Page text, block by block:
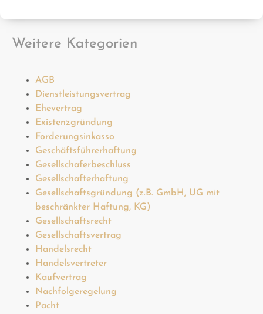
Weitere Kategorien
AGB
Dienstleistungsvertrag
Ehevertrag
Existenzgründung
Forderungsinkasso
Geschäftsführerhaftung
Gesellschaferbeschluss
Gesellschafterhaftung
Gesellschaftsgründung (z.B. GmbH, UG mit
beschränkter Haftung, KG)
Gesellschaftsrecht
Gesellschaftsvertrag
Handelsrecht
Handelsvertreter
Kaufvertrag
Nachfolgeregelung
Pacht